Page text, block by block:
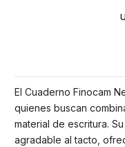
El Cuaderno Finocam
quienes buscan
material de escritura.
agradable al tacto,